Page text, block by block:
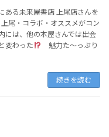
ある未来屋書店 上尾店さんを
上尾・コラボ・オススメがコン
には、他の本屋さんでは出会
変わった
魅力た～っぷり
続きを読む